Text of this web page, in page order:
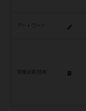
アートワーク